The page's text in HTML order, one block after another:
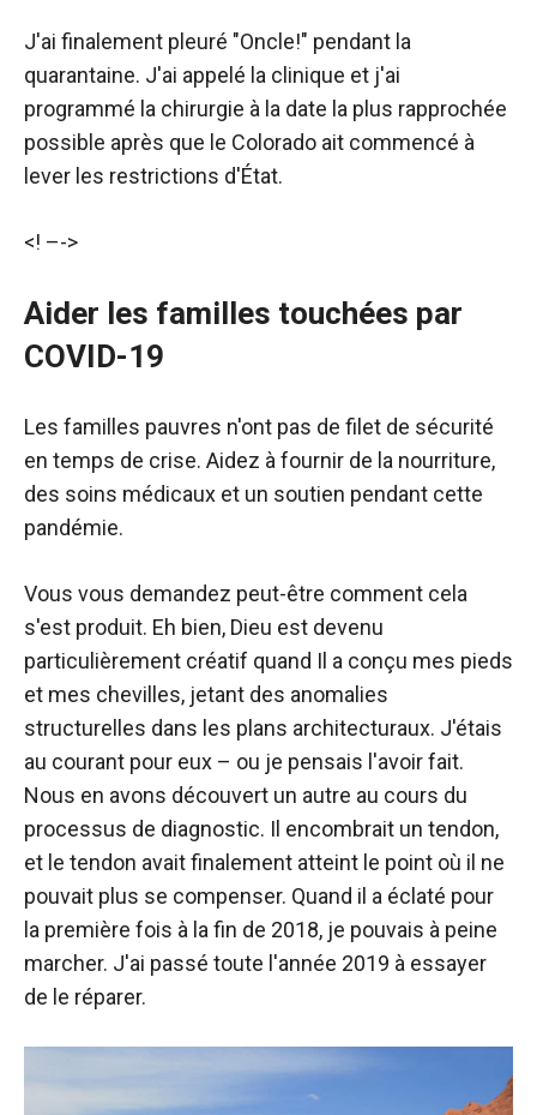
J'ai finalement pleuré "Oncle!" pendant la
quarantaine. J'ai appelé la clinique et j'ai
programmé la chirurgie à la date la plus rapprochée
possible après que le Colorado ait commencé à
lever les restrictions d'État.
<! –->
Aider les familles touchées par
COVID-19
Les familles pauvres n'ont pas de filet de sécurité
en temps de crise. Aidez à fournir de la nourriture,
des soins médicaux et un soutien pendant cette
pandémie.
Vous vous demandez peut-être comment cela
s'est produit. Eh bien, Dieu est devenu
particulièrement créatif quand Il a conçu mes pieds
et mes chevilles, jetant des anomalies
structurelles dans les plans architecturaux. J'étais
au courant pour eux – ou je pensais l'avoir fait.
Nous en avons découvert un autre au cours du
processus de diagnostic. Il encombrait un tendon,
et le tendon avait finalement atteint le point où il ne
pouvait plus se compenser. Quand il a éclaté pour
la première fois à la fin de 2018, je pouvais à peine
marcher. J'ai passé toute l'année 2019 à essayer
de le réparer.